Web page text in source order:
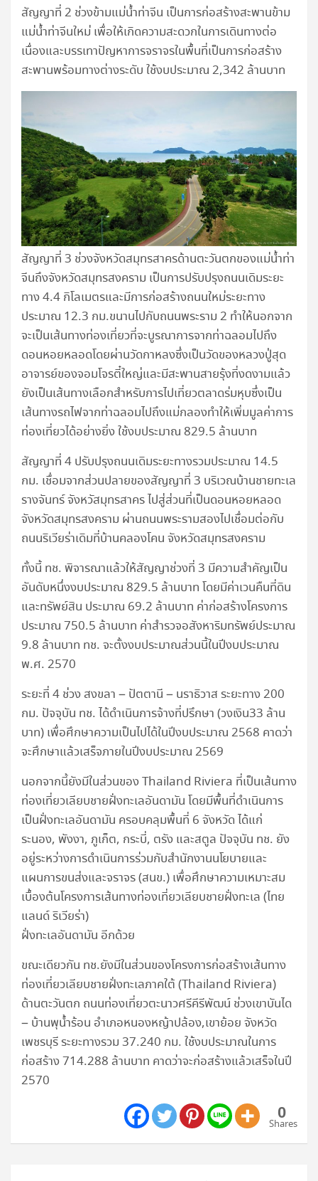
สัญญาที่ 2 ช่วงข้ามแม่น้ำท่าจีน เป็นการก่อสร้างสะพานข้าม
แม่น้ำท่าจีนใหม่ เพื่อให้เกิดความสะดวกในการเดินทางต่อ
เนื่องและบรรเทาปัญหาการจราจรในพื้นที่เป็นการก่อสร้าง
สะพานพร้อมทางต่างระดับ ใช้งบประมาณ 2,342 ล้านบาท
สัญญาที่ 3 ช่วงจังหวัดสมุทรสาครด้านตะวันตกของแม่น้ำท่า
จีนถึงจังหวัดสมุทรสงคราม เป็นการปรับปรุงถนนเดิมระยะ
ทาง 4.4 กิโลเมตรและมีการก่อสร้างถนนใหม่ระยะทาง
ประมาณ 12.3 กม.ขนานไปกับถนนพระราม 2 ทำให้นอกจาก
จะเป็นเส้นทางท่องเที่ยวที่จะบูรณาการจากท่าฉลอมไปถึง
ดอนหอยหลอดโดยผ่านวัดกาหลงซึ่งเป็นวัดของหลวงปู่สุด
อาจารย์ของจอมโจรตี๋ใหญ่และมีสะพานสายรุ้งที่งดงามแล้ว
ยังเป็นเส้นทางเลือกสำหรับการไปเที่ยวตลาดร่มหุบซึ่งเป็น
เส้นทางรถไฟจากท่าฉลอมไปถึงแม่กลองทำให้เพิ่มมูลค่าการ
ท่องเที่ยวได้อย่างยิ่ง ใช้งบประมาณ 829.5 ล้านบาท
สัญญาที่ 4 ปรับปรุงถนนเดิมระยะทางรวมประมาณ 14.5
กม. เชื่อมจากส่วนปลายของสัญญาที่ 3 บริเวณบ้านชายทะเล
รางจันทร์ จังหวัสมุทรสาคร ไปสู่ส่วนที่เป็นดอนหอยหลอด
จังหวัดสมุทรสงคราม ผ่านถนนพระรามสองไปเชื่อมต่อกับ
ถนนริเวียร่าเดิมที่บ้านคลองโคน จังหวัดสมุทรสงคราม
ทั้งนี้ ทช. พิจารณาแล้วให้สัญญาช่วงที่ 3 มีความสำคัญเป็น
อันดับหนึ่งงบประมาณ 829.5 ล้านบาท โดยมีค่าเวนคืนที่ดิน
และทรัพย์สิน ประมาณ 69.2 ล้านบาท ค่าก่อสร้างโครงการ
ประมาณ 750.5 ล้านบาท ค่าสำรวจอสังหาริมทรัพย์ประมาณ
9.8 ล้านบาท ทช. จะตั้งงบประมาณส่วนนี้ในปีงบประมาณ
พ.ศ. 2570
ระยะที่ 4 ช่วง สงขลา – ปัตตานี – นราธิวาส ระยะทาง 200
กม. ปัจจุบัน ทช. ได้ดำเนินการจ้างที่ปรึกษา (วงเงิน33 ล้าน
บาท) เพื่อศึกษาความเป็นไปได้ในปีงบประมาณ 2568 คาดว่า
จะศึกษาแล้วเสร็จภายในปีงบประมาณ 2569
นอกจากนี้ยังมีในส่วนของ Thailand Riviera ที่เป็นเส้นทาง
ท่องเที่ยวเลียบชายฝั่งทะเลอันดามัน โดยมีพื้นที่ดำเนินการ
เป็นฝั่งทะเลอันดามัน ครอบคลุมพื้นที่ 6 จังหวัด ได้แก่
ระนอง, พังงา, ภูเก็ต, กระบี่, ตรัง และสตูล ปัจจุบัน ทช. ยัง
อยู่ระหว่างการดำเนินการร่วมกับสำนักงานนโยบายและ
แผนการขนส่งและจราจร (สนข.) เพื่อศึกษาความเหมาะสม
เบื้องต้นโครงการเส้นทางท่องเที่ยวเลียบชายฝั่งทะเล (ไทย
แลนด์ ริเวียร่า)
ฝั่งทะเลอันดามัน อีกด้วย
ขณะเดียวกัน ทช.ยังมีในส่วนของโครงการก่อสร้างเส้นทาง
ท่องเที่ยวเลียบชายฝั่งทะเลภาคใต้ (Thailand Riviera)
ด้านตะวันตก ถนนท่องเที่ยวตะนาวศรีคีรีพัฒน์ ช่วงเขาบันได
– บ้านพุน้ำร้อน อำเภอหนองหญ้าปล้อง,เขาย้อย จังหวัด
เพชรบุรี ระยะทางรวม 37.240 กม. ใช้งบประมาณในการ
ก่อสร้าง 714.288 ล้านบาท คาดว่าจะก่อสร้างแล้วเสร็จในปี
2570
0
Shares